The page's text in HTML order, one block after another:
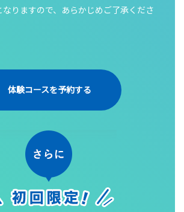
りますので、あらかじめご了承くださ
体験コースを予約する